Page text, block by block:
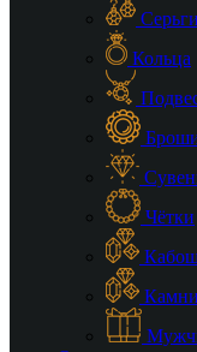
Серьги
Кольца
Чётки
Камни